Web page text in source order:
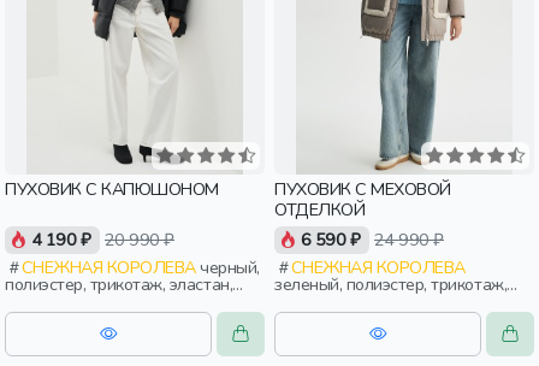
ПУХОВИК С КАПЮШОНОМ
4 190 ₽ 20 990 ₽
СНЕЖНАЯ КОРОЛЕВАчерный,
полиэстер, трикотаж, эластан,
зима, осень, россия, прямые,
удлиненные, капюшон, застежка,
утепленные, клапан, карман,
женщины, взрослые
ПУХОВИК С МЕХОВОЙ
ОТДЕЛКОЙ
6 590 ₽ 24 990 ₽
СНЕЖНАЯ КОРОЛЕВА
зеленый, полиэстер, трикотаж,
мех, зима, осень, россия, широкие,
прямые, удлиненные, застежка,
карман, воротник, женщины,
взрослые